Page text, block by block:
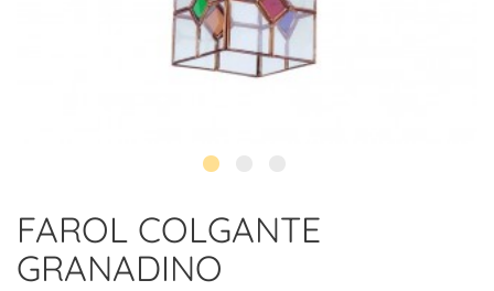
FAROL COLGANTE
GRANADINO